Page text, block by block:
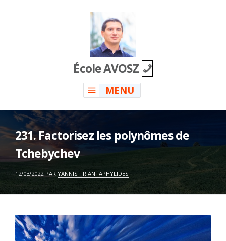
École AVOSZ
MENU
231. Factorisez les polynômes de
Tchebychev
ON
12/03/2022 PAR YANNIS TRIANTAPHYLIDES